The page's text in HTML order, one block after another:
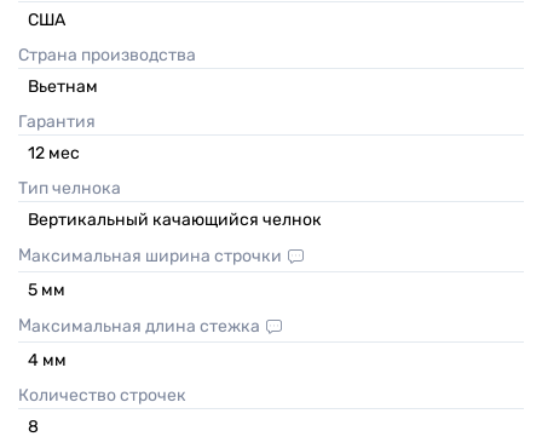
США
Страна производства
Вьетнам
Гарантия
12 мес
Тип челнока
Вертикальный качающийся челнок
Максимальная ширина строчки
5 мм
Максимальная длина стежка
4 мм
Количество строчек
8